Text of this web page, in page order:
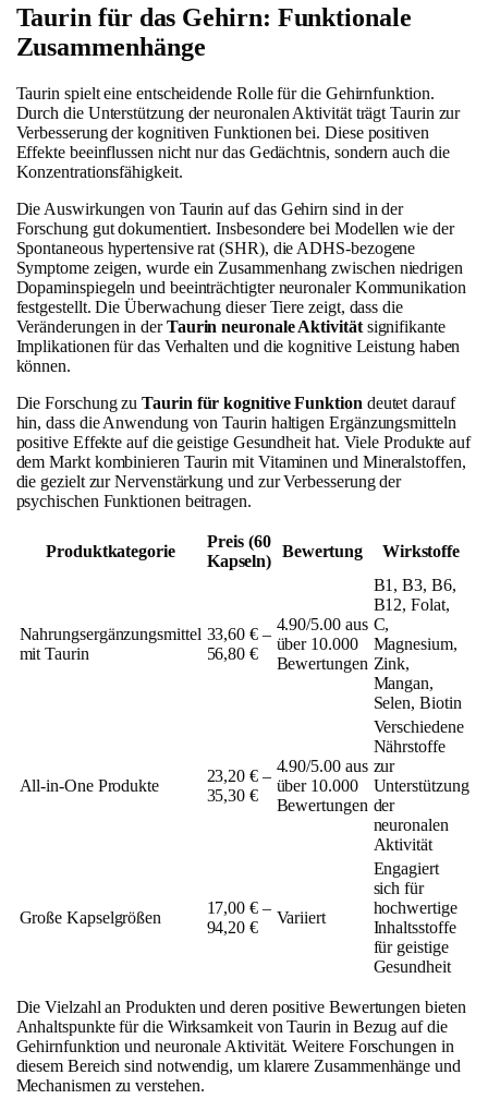
Taurin für das Gehirn: Funktionale
Zusammenhänge
Taurin spielt eine entscheidende Rolle für die Gehirnfunktion.
Durch die Unterstützung der neuronalen Aktivität trägt Taurin zur
Verbesserung der kognitiven Funktionen bei. Diese positiven
Effekte beeinflussen nicht nur das Gedächtnis, sondern auch die
Konzentrationsfähigkeit.
Die Auswirkungen von Taurin auf das Gehirn sind in der
Forschung gut dokumentiert. Insbesondere bei Modellen wie der
Spontaneous hypertensive rat (SHR), die ADHS-bezogene
Symptome zeigen, wurde ein Zusammenhang zwischen niedrigen
Dopaminspiegeln und beeinträchtigter neuronaler Kommunikation
festgestellt. Die Überwachung dieser Tiere zeigt, dass die
Veränderungen in derTaurin neuronale Aktivitätsignifikante
Implikationen für das Verhalten und die kognitive Leistung haben
können.
Die Forschung zuTaurin für kognitive Funktion deutet darauf
hin, dass die Anwendung von Taurin haltigen Ergänzungsmitteln
positive Effekte auf die geistige Gesundheit hat. Viele Produkte auf
dem Markt kombinieren Taurin mit Vitaminen und Mineralstoffen,
die gezielt zur Nervenstärkung und zur Verbesserung der
psychischen Funktionen beitragen.
Produktkategorie
Preis (60
Kapseln)
Bewertung Wirkstoffe
Nahrungsergänzungsmittel
mit Taurin
33,60 € –
56,80 €
4.90/5.00 aus
über 10.000
Bewertungen
B1, B3, B6,
B12, Folat,
C,
Magnesium,
Zink,
Mangan,
Selen, Biotin
All-in-One Produkte
23,20 € –
35,30 €
4.90/5.00 aus
über 10.000
Bewertungen
Verschiedene
Nährstoffe
zur
Unterstützung
der
neuronalen
Aktivität
Große Kapselgrößen
17,00 € –
94,20 €
Variiert
Engagiert
sich für
hochwertige
Inhaltsstoffe
für geistige
Gesundheit
Die Vielzahl an Produkten und deren positive Bewertungen bieten
Anhaltspunkte für die Wirksamkeit von Taurin in Bezug auf die
Gehirnfunktion und neuronale Aktivität. Weitere Forschungen in
diesem Bereich sind notwendig, um klarere Zusammenhänge und
Mechanismen zu verstehen.